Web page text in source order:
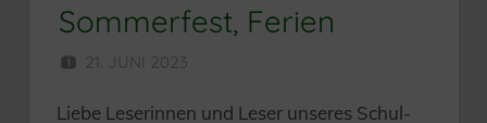
Sommerfest, Ferien
21. JUNI 2023
Liebe Leserinnen und Leser unseres Schul-